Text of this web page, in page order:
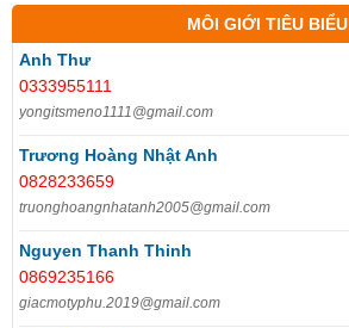
MÔI GIỚI TIÊU BIỂU
Anh Thư
0333955111
yongitsmeno1111@gmail.com
Trương Hoàng Nhật Anh
0828233659
truonghoangnhatanh2005@gmail.com
Nguyen Thanh Thinh
0869235166
giacmotyphu.2019@gmail.com